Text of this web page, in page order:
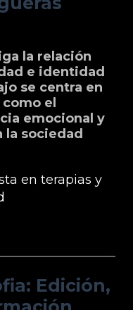
la relación
e identidad
se centra en
el
emocional y
la sociedad
en terapias y
Edición,